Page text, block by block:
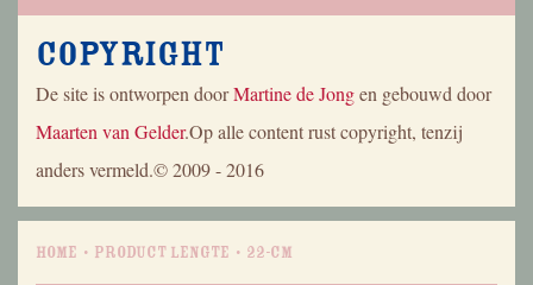
Copyright
De site is ontworpen doorMartine de Jongen gebouwd door
Maarten van Gelder.Op alle content rust copyright, tenzij
anders vermeld.© 2009 - 2016
Home Product Lengte 22-cm